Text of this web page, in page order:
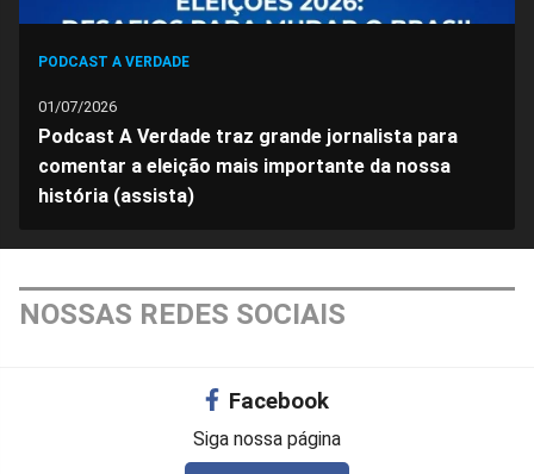
PODCAST A VERDADE
01/07/2026
Podcast A Verdade traz grande jornalista para
comentar a eleição mais importante da nossa
história (assista)
NOSSAS REDES SOCIAIS
Facebook
Siga nossa página